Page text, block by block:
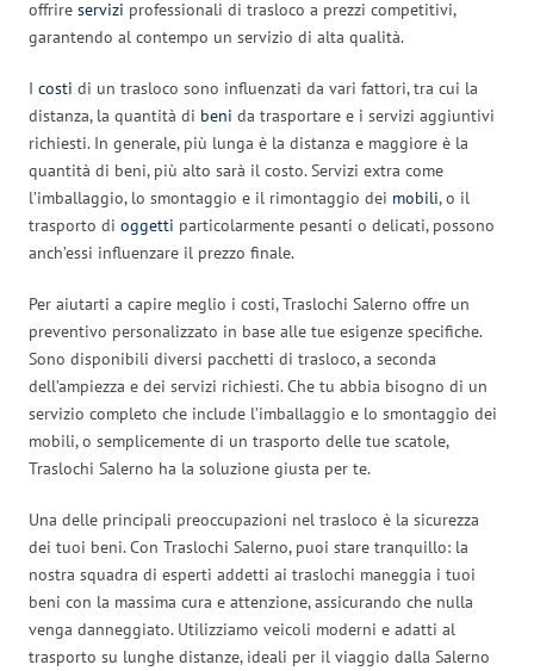
offrire servizi professionali di trasloco a prezzi competitivi,
garantendo al contempo un servizio di alta qualità.
I costi di un trasloco sono influenzati da vari fattori, tra cui la
distanza, la quantità di beni da trasportare e i servizi aggiuntivi
richiesti. In generale, più lunga è la distanza e maggiore è la
quantità di beni, più alto sarà il costo. Servizi extra come
l’imballaggio, lo smontaggio e il rimontaggio dei mobili, o il
trasporto di oggetti particolarmente pesanti o delicati, possono
anch’essi influenzare il prezzo finale.
Per aiutarti a capire meglio i costi, Traslochi Salerno offre un
preventivo personalizzato in base alle tue esigenze specifiche.
Sono disponibili diversi pacchetti di trasloco, a seconda
dell’ampiezza e dei servizi richiesti. Che tu abbia bisogno di un
servizio completo che include l’imballaggio e lo smontaggio dei
mobili, o semplicemente di un trasporto delle tue scatole,
Traslochi Salerno ha la soluzione giusta per te.
Una delle principali preoccupazioni nel trasloco è la sicurezza
dei tuoi beni. Con Traslochi Salerno, puoi stare tranquillo: la
nostra squadra di esperti addetti ai traslochi maneggia i tuoi
beni con la massima cura e attenzione, assicurando che nulla
venga danneggiato. Utilizziamo veicoli moderni e adatti al
trasporto su lunghe distanze, ideali per il viaggio dalla Salerno